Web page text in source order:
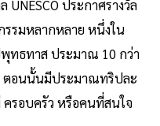
ประกาศรางวัล
รมหลากหลาย หนึ่งใน
ทธทาส ประมาณ 10 กว่า
ตอนนั้นมีประมาณทริปละ
รอบครัว หรือคนที่สนใจ